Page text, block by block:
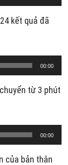
kết quả đã
00:00
từ 3 phút
00:00
của bản thân